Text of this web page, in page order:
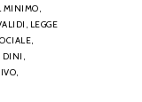
MINIMO,
LEGGE
DINI,